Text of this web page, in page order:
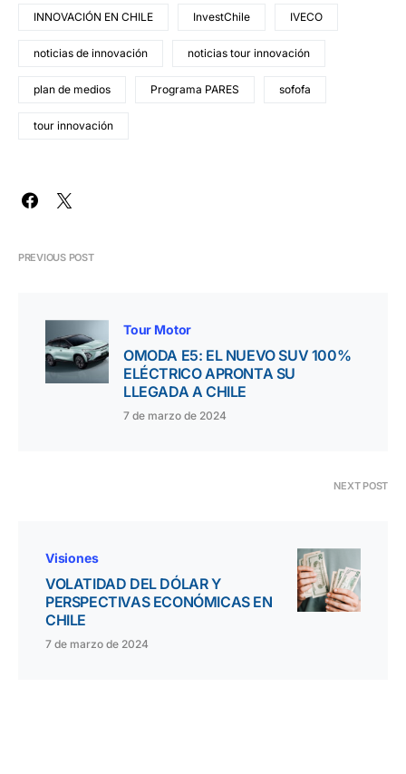
INNOVACIÓN EN CHILE InvestChile IVECO
noticias de innovación noticias tour innovación
plan de medios Programa PARES sofofa
tour innovación
PREVIOUS POST
Tour Motor
OMODA E5: EL NUEVO SUV 100%
ELÉCTRICO APRONTA SU
LLEGADA A CHILE
7 de marzo de 2024
NEXT POST
Visiones
VOLATIDAD DEL DÓLAR Y
PERSPECTIVAS ECONÓMICAS EN
CHILE
7 de marzo de 2024